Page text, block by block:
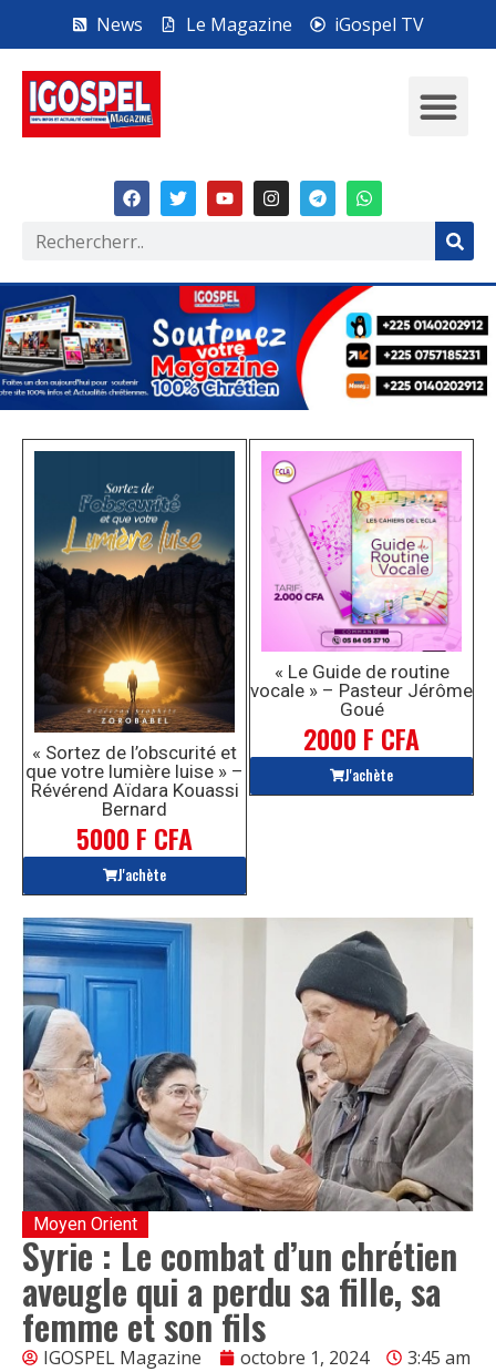
News Le Magazine iGospel TV
« Sortez de l’obscurité et
que votre lumière luise » –
Révérend Aïdara Kouassi
Bernard
5000 F CFA
J'achète
« Le Guide de routine
vocale » – Pasteur Jérôme
Goué
2000 F CFA
J'achète
Moyen Orient
Syrie : Le combat d’un chrétien
aveugle qui a perdu sa fille, sa
femme et son fils
IGOSPEL Magazine octobre 1, 2024 3:45 am